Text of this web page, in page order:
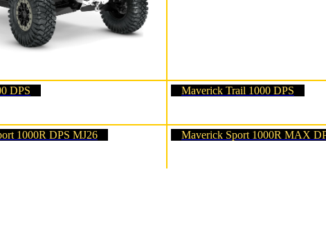
DPS Maverick Trail 1000 DPS
1000R DPS MJ26 Maverick Sport 1000R MAX